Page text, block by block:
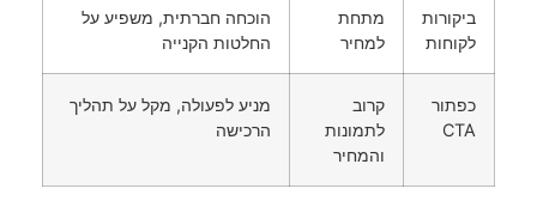
ביקורות
לקוחות
מתחת
למחיר
הוכחה חברתית, משפיע על
החלטות הקנייה
כפתור
CTA
קרוב
לתמונות
והמחיר
מניע לפעולה, מקל על תהליך
הרכישה